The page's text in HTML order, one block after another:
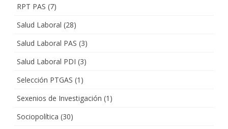
RPT PAS (7)
Salud Laboral (28)
Salud Laboral PAS (3)
Salud Laboral PDI (3)
Selección PTGAS (1)
Sexenios de Investigación (1)
Sociopolítica (30)